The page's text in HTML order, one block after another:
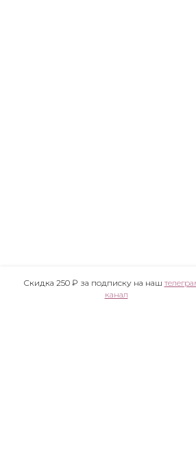
Скидка 250 ₽ за подписку на наш
канал